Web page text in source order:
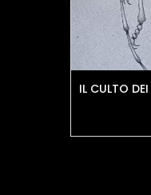
IL CULTO